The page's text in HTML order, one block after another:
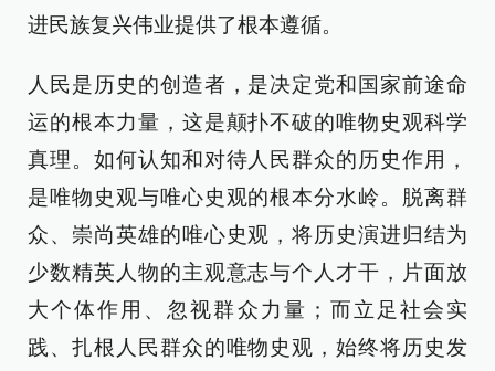
进民族复兴伟业提供了根本遵循。
人民是历史的创造者，是决定党和国家前途命
运的根本力量，这是颠扑不破的唯物史观科学
真理。如何认知和对待人民群众的历史作用，
是唯物史观与唯心史观的根本分水岭。脱离群
众、崇尚英雄的唯心史观，将历史演进归结为
少数精英人物的主观意志与个人才干，片面放
大个体作用、忽视群众力量；而立足社会实
践、扎根人民群众的唯物史观，始终将历史发